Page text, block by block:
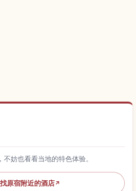
妨也看看当地的特色体验。
原宿附近的酒店↗